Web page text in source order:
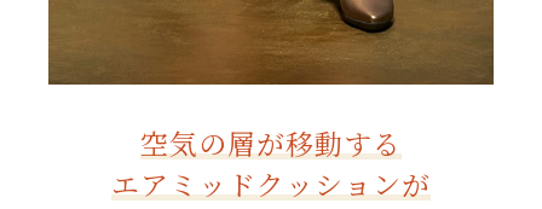
空気の層が移動する
エアミッドクッションが